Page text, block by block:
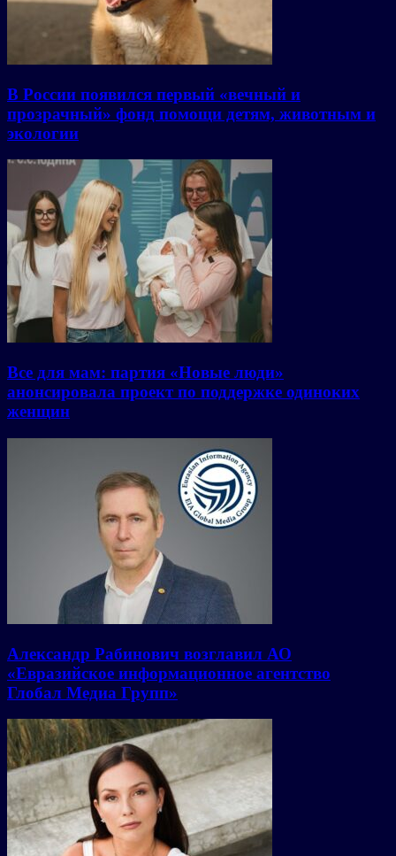
В России появился первый «вечный и
прозрачный» фонд помощи детям, животным и
экологии
Все для мам: партия «Новые люди»
анонсировала проект по поддержке одиноких
женщин
Александр Рабинович возглавил АО
«Евразийское информационное агентство
Глобал Медиа Групп»